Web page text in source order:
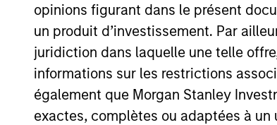
opinions figurant dans le présent
un produit d’investissement. Par
juridiction dans laquelle une telle
informations sur les restrictions
également que Morgan Stanley
exactes, complètes ou adaptées à